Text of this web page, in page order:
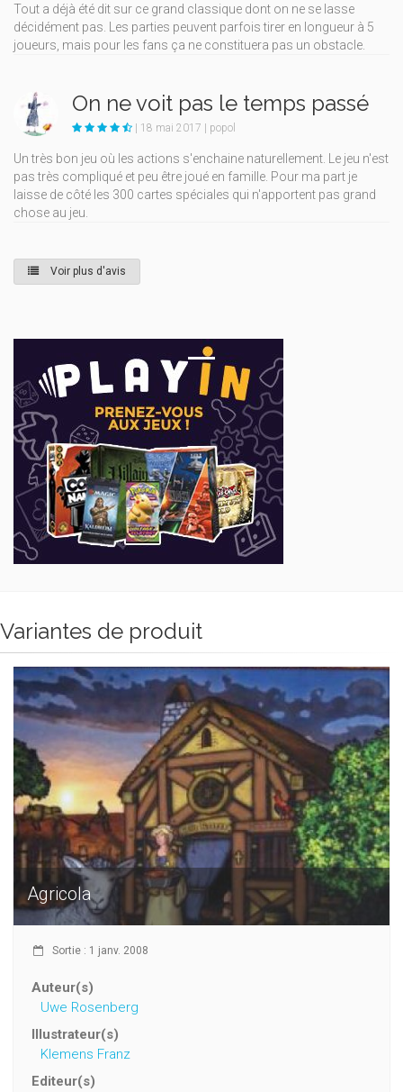
Tout a déjà été dit sur ce grand classique dont on ne se lasse
décidément pas. Les parties peuvent parfois tirer en longueur à 5
joueurs, mais pour les fans ça ne constituera pas un obstacle.
On ne voit pas le temps passé
| 18 mai 2017 | popol
Un très bon jeu où les actions s'enchaine naturellement. Le jeu n'est
pas très compliqué et peu être joué en famille. Pour ma part je
laisse de côté les 300 cartes spéciales qui n'apportent pas grand
chose au jeu.
Voir plus d'avis
Variantes de produit
Agricola
Sortie : 1 janv. 2008
Auteur(s)
Uwe Rosenberg
Illustrateur(s)
Klemens Franz
Editeur(s)